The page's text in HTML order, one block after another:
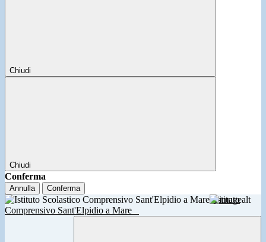
Chiudi
Chiudi
Conferma
Annulla Conferma
Istituto
Comprensivo Sant'Elpidio a Mare